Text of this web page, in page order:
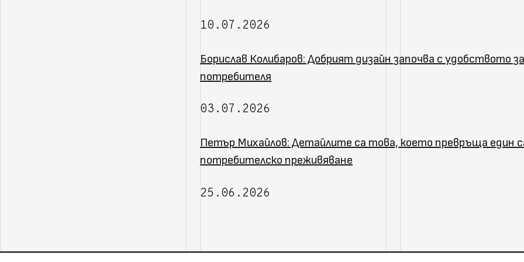
10.07.2026
Борислав Колибаров: Добрият дизайн започва с удобството за
потребителя
03.07.2026
Петър Михайлов: Детайлите са това, което превръща един
потребителско преживяване
25.06.2026